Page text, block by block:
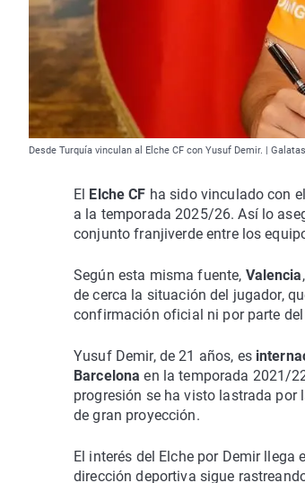
Desde Turquía vinculan al Elche CF con Yusuf Demir. |
El Elche CF ha sido vinculado con
a la temporada 2025/26. Así lo
conjunto franjiverde entre los
Según esta misma fuente, Valencia,
de cerca la situación del jugador,
confirmación oficial ni por parte
Yusuf Demir, de 21 años, es
Barcelona en la temporada 2021/
progresión se ha visto lastrada
de gran proyección.
El interés del Elche por Demir
dirección deportiva sigue